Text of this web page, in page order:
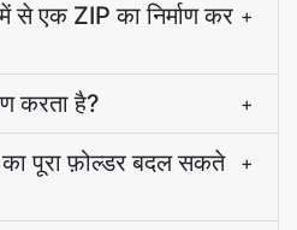
से एक ZIP का निर्माण कर +
करता है? +
पूरा फ़ोल्डर बदल सकते
+